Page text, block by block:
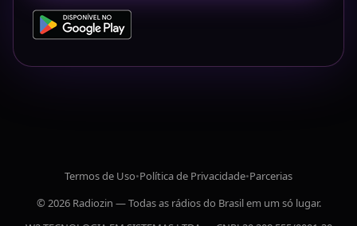
Termos de Uso•Política de Privacidade•Parcerias
© 2026 Radiozin — Todas as rádios do Brasil em um só lugar.